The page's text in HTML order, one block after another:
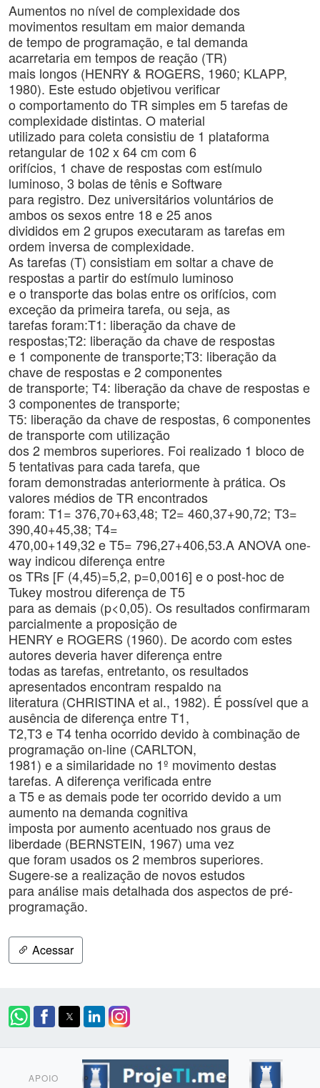
Aumentos no nível de complexidade dos
movimentos resultam em maior demanda
de tempo de programação, e tal demanda
acarretaria em tempos de reação (TR)
mais longos (HENRY & ROGERS, 1960; KLAPP,
1980). Este estudo objetivou verificar
o comportamento do TR simples em 5 tarefas de
complexidade distintas. O material
utilizado para coleta consistiu de 1 plataforma
retangular de 102 x 64 cm com 6
orifícios, 1 chave de respostas com estímulo
luminoso, 3 bolas de tênis e Software
para registro. Dez universitários voluntários de
ambos os sexos entre 18 e 25 anos
divididos em 2 grupos executaram as tarefas em
ordem inversa de complexidade.
As tarefas (T) consistiam em soltar a chave de
respostas a partir do estímulo luminoso
e o transporte das bolas entre os orifícios, com
exceção da primeira tarefa, ou seja, as
tarefas foram:T1: liberação da chave de
respostas;T2: liberação da chave de respostas
e 1 componente de transporte;T3: liberação da
chave de respostas e 2 componentes
de transporte; T4: liberação da chave de respostas e
3 componentes de transporte;
T5: liberação da chave de respostas, 6 componentes
de transporte com utilização
dos 2 membros superiores. Foi realizado 1 bloco de
5 tentativas para cada tarefa, que
foram demonstradas anteriormente à prática. Os
valores médios de TR encontrados
foram: T1= 376,70+63,48; T2= 460,37+90,72; T3=
390,40+45,38; T4=
470,00+149,32 e T5= 796,27+406,53.A ANOVA one-
way indicou diferença entre
os TRs [F (4,45)=5,2, p=0,0016] e o post-hoc de
Tukey mostrou diferença de T5
para as demais (p<0,05). Os resultados confirmaram
parcialmente a proposição de
HENRY e ROGERS (1960). De acordo com estes
autores deveria haver diferença entre
todas as tarefas, entretanto, os resultados
apresentados encontram respaldo na
literatura (CHRISTINA et al., 1982). É possível que a
ausência de diferença entre T1,
T2,T3 e T4 tenha ocorrido devido à combinação de
programação on-line (CARLTON,
1981) e a similaridade no 1º movimento destas
tarefas. A diferença verificada entre
a T5 e as demais pode ter ocorrido devido a um
aumento na demanda cognitiva
imposta por aumento acentuado nos graus de
liberdade (BERNSTEIN, 1967) uma vez
que foram usados os 2 membros superiores.
Sugere-se a realização de novos estudos
para análise mais detalhada dos aspectos de pré-
programação.
Acessar
APOIO